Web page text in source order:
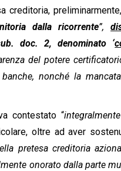
dalla ricorrente”,
doc. 2, denominato ‘
del potere
nonché la
contestato “
oltre ad aver
pretesa creditoria
onorato dalla parte